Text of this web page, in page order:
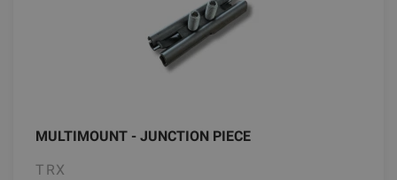
MULTIMOUNT - JUNCTION PIECE
TRX